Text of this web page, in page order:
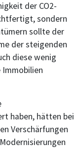
der CO2-
sondern
sollte der
der steigenden
diese wenig
haben, hätten bei
Verschärfungen